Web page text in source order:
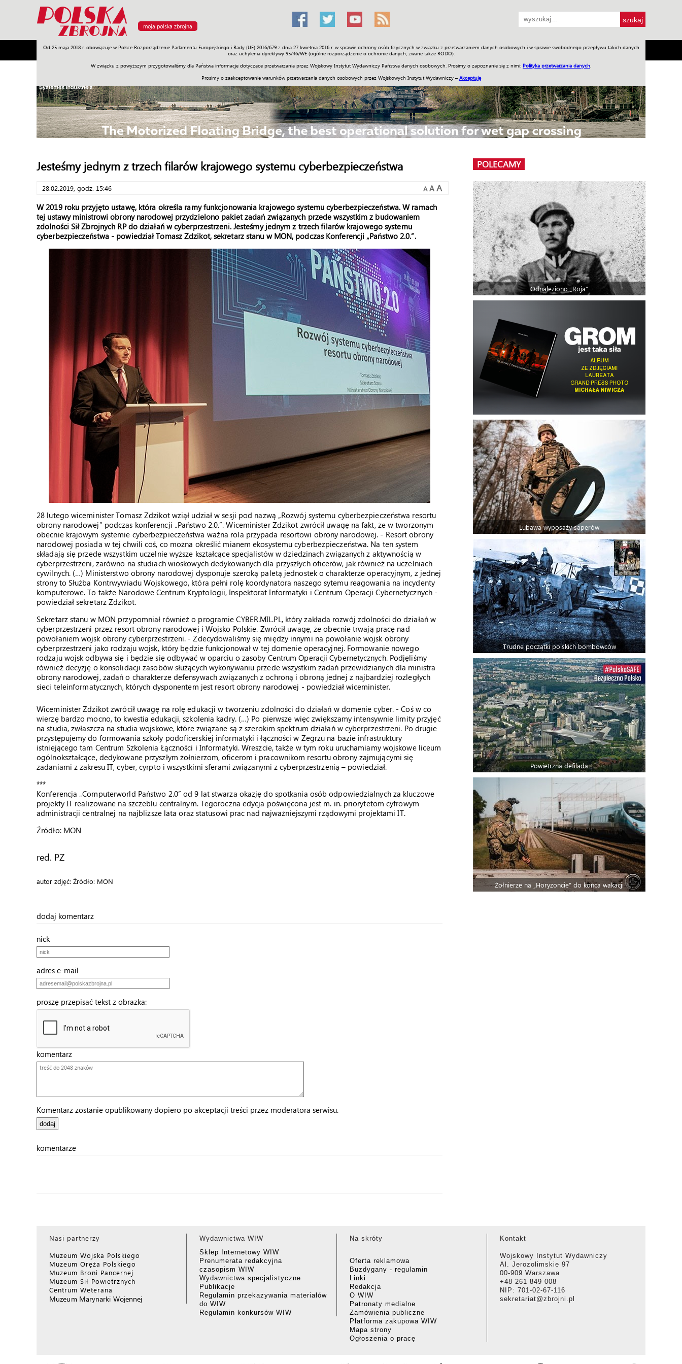
moja polska zbrojna
Od 25 maja 2018 r. obowiązuje w Polsce Rozporządzenie Parlamentu Europejskiego i Rady (UE) 2016/679 z dnia 27 kwietnia 2016 r. w sprawie ochrony osób fizycznych w związku z przetwarzaniem danych osobowych i w sprawie swobodnego przepływu takich danych
oraz uchylenia dyrektywy 95/46/WE (ogólne rozporządzenie o ochronie danych, zwane także RODO).
W związku z powyższym przygotowaliśmy dla Państwa informacje dotyczące przetwarzania przez Wojskowy Instytut Wydawniczy Państwa danych osobowych. Prosimy o zapoznanie się z nimi: Polityka przetwarzania danych
Prosimy o zaakceptowanie warunków przetwarzania danych osobowych przez Wojskowych Instytut Wydawniczy – Akceptuję
Armia Poligon Sprzęt Misje Polityka Prawo Świat Społeczność Sport Historia Galerie Wideo ENGLISH SKLEP Jednodniówki Praca w WIW
Jesteśmy jednym z trzech filarów krajowego systemu cyberbezpieczeństwa
28.02.2019, godz. 15:46 A A A
W 2019 roku przyjęto ustawę, która określa ramy funkcjonowania krajowego systemu cyberbezpieczeństwa. W ramach
tej ustawy ministrowi obrony narodowej przydzielono pakiet zadań związanych przede wszystkim z budowaniem
zdolności Sił Zbrojnych RP do działań w cyberprzestrzeni. Jesteśmy jednym z trzech filarów krajowego systemu
cyberbezpieczeństwa - powiedział Tomasz Zdzikot, sekretarz stanu w MON, podczas Konferencji „Państwo 2.0.”.
28 lutego wiceminister Tomasz Zdzikot wziął udział w sesji pod nazwą „Rozwój systemu cyberbezpieczeństwa resortu
obrony narodowej” podczas konferencji „Państwo 2.0.”. Wiceminister Zdzikot zwrócił uwagę na fakt, że w tworzonym
obecnie krajowym systemie cyberbezpieczeństwa ważna rola przypada resortowi obrony narodowej. - Resort obrony
narodowej posiada w tej chwili coś, co można określić mianem ekosystemu cyberbezpieczeństwa. Na ten system
składają się przede wszystkim uczelnie wyższe kształcące specjalistów w dziedzinach związanych z aktywnością w
cyberprzestrzeni, zarówno na studiach wioskowych dedykowanych dla przyszłych oficerów, jak również na uczelniach
cywilnych. (…) Ministerstwo obrony narodowej dysponuje szeroką paletą jednostek o charakterze operacyjnym, z jednej
strony to Służba Kontrwywiadu Wojskowego, która pełni rolę koordynatora naszego sytemu reagowania na incydenty
komputerowe. To także Narodowe Centrum Kryptologii, Inspektorat Informatyki i Centrum Operacji Cybernetycznych -
powiedział sekretarz Zdzikot.
Sekretarz stanu w MON przypomniał również o programie CYBER.MIL.PL, który zakłada rozwój zdolności do działań w
cyberprzestrzeni przez resort obrony narodowej i Wojsko Polskie. Zwrócił uwagę, że obecnie trwają pracę nad
powołaniem wojsk obrony cyberprzestrzeni. - Zdecydowaliśmy się między innymi na powołanie wojsk obrony
cyberprzestrzeni jako rodzaju wojsk, który będzie funkcjonował w tej domenie operacyjnej. Formowanie nowego
rodzaju wojsk odbywa się i będzie się odbywać w oparciu o zasoby Centrum Operacji Cybernetycznych. Podjęliśmy
również decyzję o konsolidacji zasobów służących wykonywaniu przede wszystkim zadań przewidzianych dla ministra
obrony narodowej, zadań o charakterze defensywach związanych z ochroną i obroną jednej z najbardziej rozległych
sieci teleinformatycznych, których dysponentem jest resort obrony narodowej - powiedział wiceminister.
Wiceminister Zdzikot zwrócił uwagę na rolę edukacji w tworzeniu zdolności do działań w domenie cyber. - Coś w co
wierzę bardzo mocno, to kwestia edukacji, szkolenia kadry. (…) Po pierwsze więc zwiększamy intensywnie limity przyjęć
na studia, zwłaszcza na studia wojskowe, które związane są z szerokim spektrum działań w cyberprzestrzeni. Po drugie
przystępujemy do formowania szkoły podoficerskiej informatyki i łączności w Zegrzu na bazie infrastruktury
istniejącego tam Centrum Szkolenia Łączności i Informatyki. Wreszcie, także w tym roku uruchamiamy wojskowe liceum
ogólnokształcące, dedykowane przyszłym żołnierzom, oficerom i pracownikom resortu obrony zajmującymi się
zadaniami z zakresu IT, cyber, cyrpto i wszystkimi sferami związanymi z cyberprzestrzenią – powiedział.
***
Konferencja „Computerworld Państwo 2.0” od 9 lat stwarza okazję do spotkania osób odpowiedzialnych za kluczowe
projekty IT realizowane na szczeblu centralnym. Tegoroczna edycja poświęcona jest m. in. priorytetom cyfrowym
administracji centralnej na najbliższe lata oraz statusowi prac nad najważniejszymi rządowymi projektami IT.
Źródło: MON
red. PZ
autor zdjęć: Źródło: MON
dodaj komentarz
nick
adres e-mail
proszę przepisać tekst z obrazka:
komentarz
Komentarz zostanie opublikowany dopiero po akceptacji treści przez moderatora serwisu.
komentarze
POLECAMY
Odnaleziono „Roja”
Lubawa wyposaży saperów
Trudne początki polskich bombowców
Powietrzna defilada
Żołnierze na „Horyzoncie” do końca wakacji
Nasi partnerzy
Muzeum Wojska Polskiego
Muzeum Oręża Polskiego
Muzeum Broni Pancernej
Muzeum Sił Powietrznych
Centrum Weterana
Muzeum Marynarki Wojennej
Wydawnictwa WIW
Sklep Internetowy WIW
Prenumerata redakcyjna
czasopism WIW
Wydawnictwa specjalistyczne
Publikacje
Regulamin przekazywania materiałów
do WIW
Regulamin konkursów WIW
Na skróty
Oferta reklamowa
Buzdygany - regulamin
Linki
Redakcja
O WIW
Patronaty medialne
Zamówienia publiczne
Platforma zakupowa WIW
Mapa strony
Ogłoszenia o pracę
Kontakt
Wojskowy Instytut Wydawniczy
Al. Jerozolimskie 97
00-909 Warszawa
+48 261 849 008
NIP: 701-02-67-116
sekretariat@zbrojni.pl